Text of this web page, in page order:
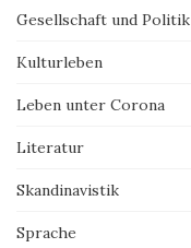
Gesellschaft und Politik
Kulturleben
Leben unter Corona
Literatur
Skandinavistik
Sprache